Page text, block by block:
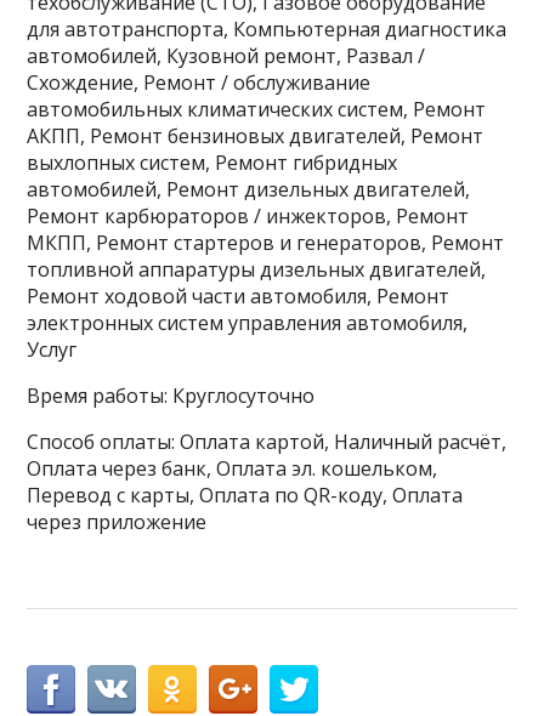
для автотранспорта, Компьютерная диагностика
автомобилей, Кузовной ремонт, Развал /
Схождение, Ремонт / обслуживание
автомобильных климатических систем, Ремонт
АКПП, Ремонт бензиновых двигателей, Ремонт
выхлопных систем, Ремонт гибридных
автомобилей, Ремонт дизельных двигателей,
Ремонт карбюраторов / инжекторов, Ремонт
МКПП, Ремонт стартеров и генераторов, Ремонт
топливной аппаратуры дизельных двигателей,
Ремонт ходовой части автомобиля, Ремонт
электронных систем управления автомобиля,
Услуг
Время работы: Круглосуточно
Способ оплаты: Оплата картой, Наличный расчёт,
Оплата через банк, Оплата эл. кошельком,
Перевод с карты, Оплата по QR-коду, Оплата
через приложение